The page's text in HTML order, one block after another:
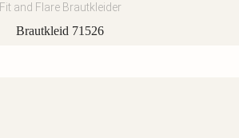
Fit and Flare Brautkleider
Brautkleid 71526